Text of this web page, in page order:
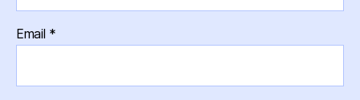
Email *